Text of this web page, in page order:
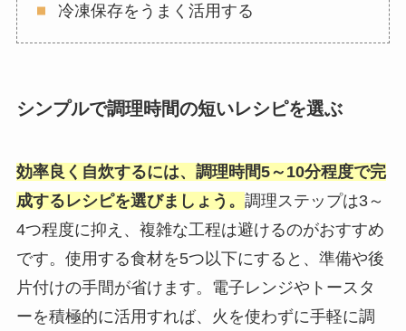
冷凍保存をうまく活用する
シンプルで調理時間の短いレシピを選ぶ
効率良く自炊するには、調理時間5～10分程度で完
成するレシピを選びましょう。 調理ステップは3～
4つ程度に抑え、複雑な工程は避けるのがおすすめ
です。使用する食材を5つ以下にすると、準備や後
片付けの手間が省けます。電子レンジやトースタ
ーを積極的に活用すれば、火を使わずに手軽に調